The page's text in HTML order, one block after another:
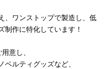
、ワンストップで製造し、低
制作に特化しています！
意し、
ルティグッズなど、